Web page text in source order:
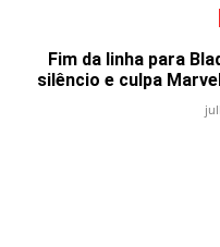
Fim da linha para
silêncio e culpa